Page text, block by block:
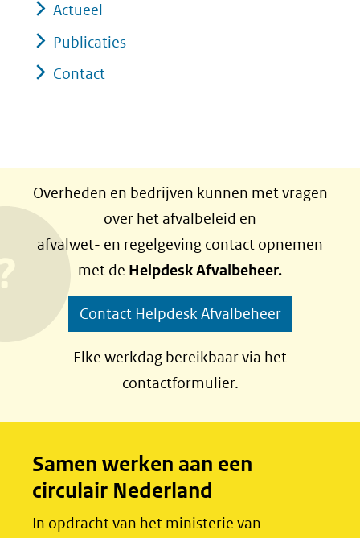
Actueel
Publicaties
Contact
Overheden en bedrijven kunnen met vragen
over het afvalbeleid en
afvalwet- en regelgeving contact opnemen
met de Helpdesk Afvalbeheer.
Contact Helpdesk Afvalbeheer
Elke werkdag bereikbaar via het
contactformulier.
Samen werken aan een
circulair Nederland
In opdracht van het ministerie van